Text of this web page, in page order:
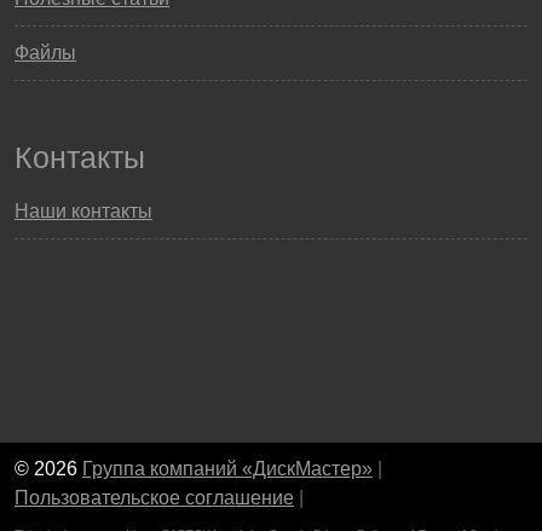
Файлы
Контакты
Наши контакты
© 2026 Группа компаний «ДискМастер»
Пользовательское соглашение